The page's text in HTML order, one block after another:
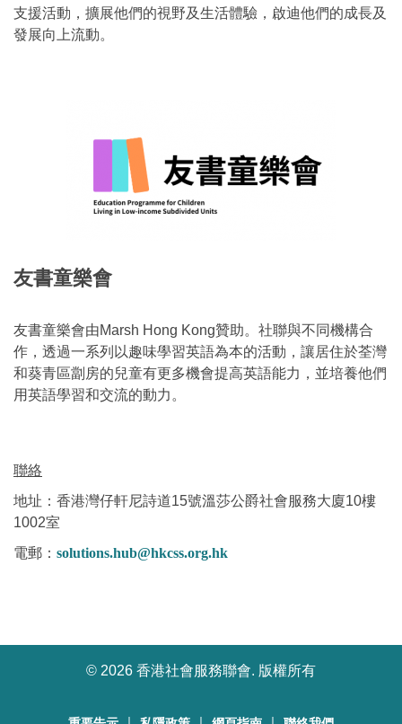
支援活動，擴展他們的視野及生活體驗，啟迪他們的成長及
發展向上流動。
友書童樂會
友書童樂會由Marsh Hong Kong贊助。社聯與不同機構合
作，透過一系列以趣味學習英語為本的活動，讓居住於荃灣
和葵青區劏房的兒童有更多機會提高英語能力，並培養他們
用英語學習和交流的動力。
聯絡
地址：香港灣仔軒尼詩道15號溫莎公爵社會服務大廈10樓
1002室
電郵： solutions.hub@hkcss.org.hk
© 2026 香港社會服務聯會. 版權所有